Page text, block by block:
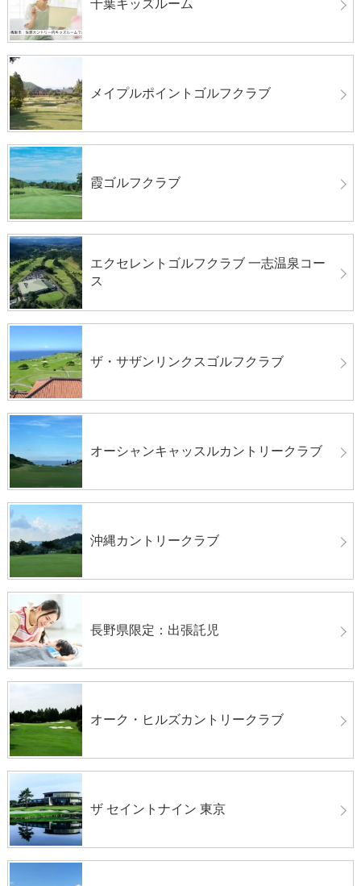
千葉キッズルーム
メイプルポイントゴルフクラブ
霞ゴルフクラブ
エクセレントゴルフクラブ 一志温泉コー
ス
ザ・サザンリンクスゴルフクラブ
オーシャンキャッスルカントリークラブ
沖縄カントリークラブ
長野県限定：出張託児
オーク・ヒルズカントリークラブ
ザ セイントナイン 東京